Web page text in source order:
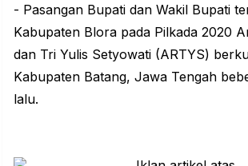
- Pasangan Bupati dan Wakil Bupati
Kabupaten Blora pada Pilkada 2020
dan Tri Yulis Setyowati (ARTYS)
Kabupaten Batang, Jawa Tengah
lalu.